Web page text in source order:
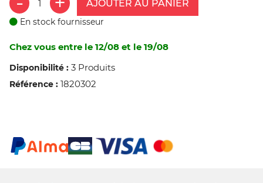
AJOUTER AU PANIER
En stock fournisseur
Chez vous entre le 12/08 et le 19/08
Disponibilité : 3 Produits
Référence : 1820302